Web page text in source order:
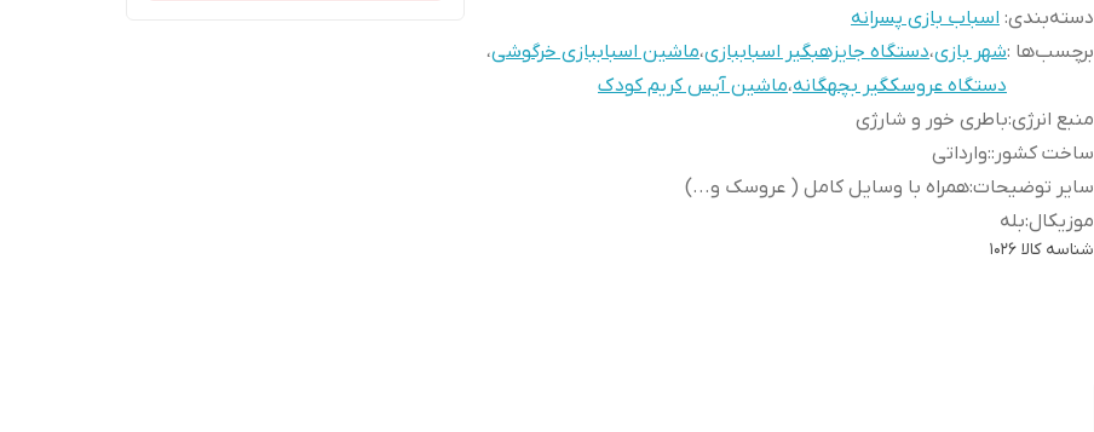
دسته‌بندی: اسباب بازی پسرانه
برچسب‌ها :شهر بازی،دستگاه جایزهبگیر اسباببازی،ماشین اسباببازی خرگوشی،
دستگاه عروسکگیر بچهگانه،ماشین آیس کریم کودک
منبع انرژی:باطری خور و شارژی
ساخت کشور::وارداتی
سایر توضیحات:همراه با وسایل کامل ( عروسک و...)
موزیکال:بله
شناسه کالا 1026